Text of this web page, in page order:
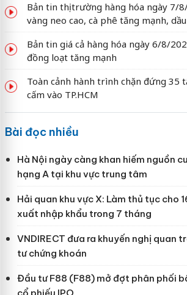
Bản tin thị trường hàng hóa ngày 7/
vàng neo cao, cà phê tăng mạnh,
Bản tin giá cả hàng hóa ngày 6/8/
đồng loạt tăng mạnh
Toàn cảnh hành trình chặn đứng 35
cấm vào TP.HCM
Bài đọc nhiều
Hà Nội ngày càng khan hiếm nguồn
hạng A tại khu vực trung tâm
Hải quan khu vực X: Làm thủ tục cho
xuất nhập khẩu trong 7 tháng
VNDIRECT đưa ra khuyến nghị quan
tư chứng khoán
Đầu tư F88 (F88) mở đợt phân phối